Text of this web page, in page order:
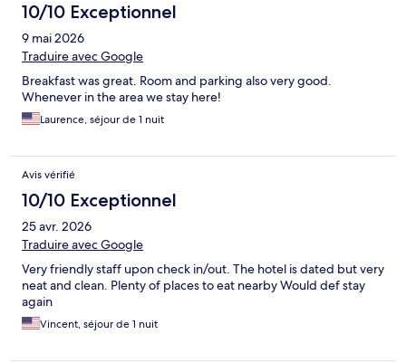
10/10 Exceptionnel
9 mai 2026
Traduire avec Google
Breakfast was great. Room and parking also very good.
Whenever in the area we stay here!
Laurence, séjour de 1 nuit
Avis vérifié
10/10 Exceptionnel
25 avr. 2026
Traduire avec Google
Very friendly staff upon check in/out. The hotel is dated but very
neat and clean. Plenty of places to eat nearby Would def stay
again
Vincent, séjour de 1 nuit